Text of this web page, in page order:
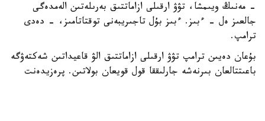
- مەنىڭ ويىمشا، تۋۋ ارقىلى ازاماتتىق بەرىلەتىن الەمدەگى
جالعىز ەل - ءبىز. ءبىز بۇل تاجىريبەنى توقتاتامىز، - دەدى
ترامپ.
بۇعان دەيىن ترامپ تۋۋ ارقىلى ازاماتتىق الۋ قاعيداتىن شەكتەۋگە
باعىتتالعان بىرنەشە جارلىققا قول قويعان بولاتىن. پرەزيدەنت